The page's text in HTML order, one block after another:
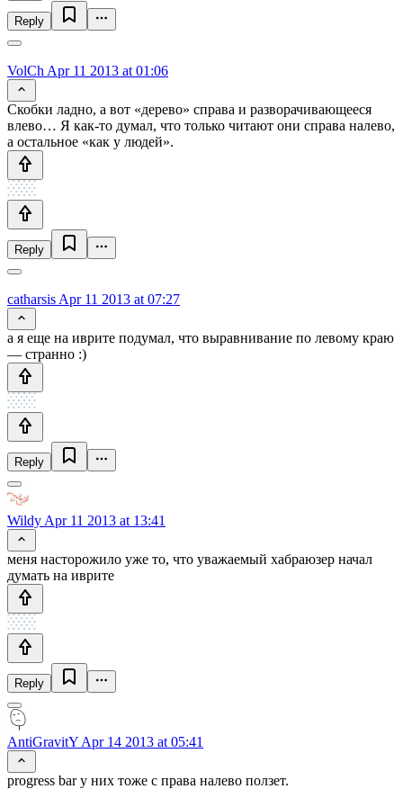
Reply
VolCh Apr 11 2013 at 01:06
Скобки ладно, а вот «дерево» справа и разворачивающееся
влево… Я как-то думал, что только читают они справа налево,
а остальное «как у людей».
Reply
catharsis Apr 11 2013 at 07:27
а я еще на иврите подумал, что выравнивание по левому краю
— странно :)
Reply
Wildy Apr 11 2013 at 13:41
меня насторожило уже то, что уважаемый хабраюзер начал
думать на иврите
Reply
AntiGravitY Apr 14 2013 at 05:41
progress bar у них тоже с права налево ползет.